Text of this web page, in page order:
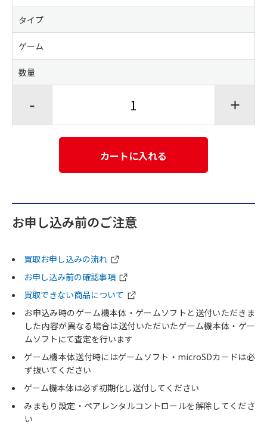
タイプ
ゲーム
数量
- +
カートに入れる
お申し込み前のご注意
買取お申し込みの流れ
お申し込み前の確認事項
買取できない商品について
お申込み時のゲーム機本体・ゲームソフトと送付いただきま
した内容が異なる場合は送付いただいたゲーム機本体・ゲー
ムソフトにて査定を行います
ゲーム機本体送付時にはゲームソフト・microSDカードは必
ず抜いてください
ゲーム機本体は必ず初期化し送付してください
みまもり設定・ペアレンタルコントロールを解除してくださ
い